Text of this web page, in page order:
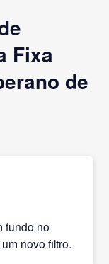
Fixa
de
fundo no
novo filtro.